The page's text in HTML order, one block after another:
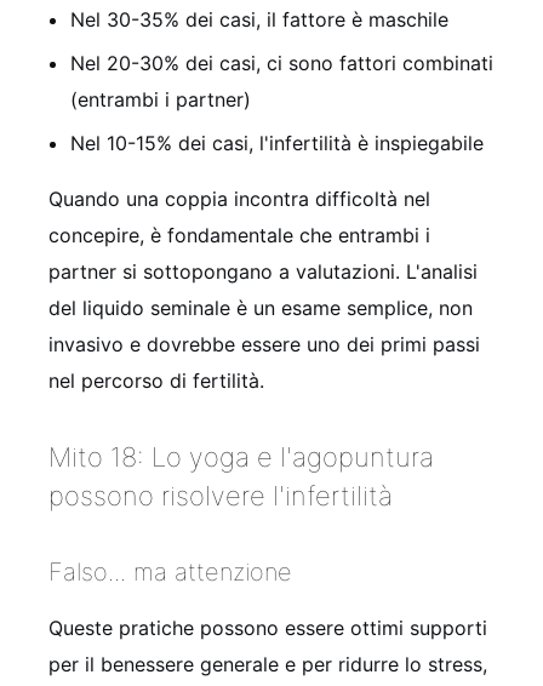
Nel 30-35% dei casi, il fattore è maschile
Nel 20-30% dei casi, ci sono fattori combinati
(entrambi i partner)
Nel 10-15% dei casi, l'infertilità è inspiegabile
Quando una coppia incontra difficoltà nel
concepire, è fondamentale che entrambi i
partner si sottopongano a valutazioni. L'analisi
del liquido seminale è un esame semplice, non
invasivo e dovrebbe essere uno dei primi passi
nel percorso di fertilità.
Mito 18: Lo yoga e l'agopuntura
possono risolvere l'infertilità
Falso... ma attenzione
Queste pratiche possono essere ottimi supporti
per il benessere generale e per ridurre lo stress,